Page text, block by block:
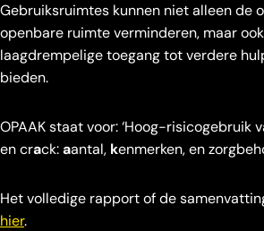
Gebruiksruimtes kunnen niet alleen de
openbare ruimte verminderen, maar
laagdrempelige toegang tot verdere
bieden.
OPAAK staat voor: ‘Hoog-risicogebruik
en crack:aantal, kenmerken, en
Het volledige rapport of de
hier.